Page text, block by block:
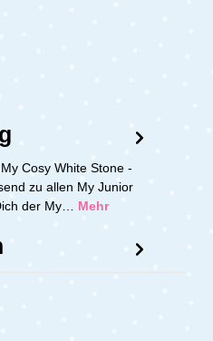
Cosy White Stone -
zu allen My Junior
der My… Mehr